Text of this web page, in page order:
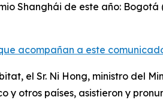
Shanghái de este año:
acompañan a este
el Sr. Ni Hong, ministro del
otros países, asistieron y